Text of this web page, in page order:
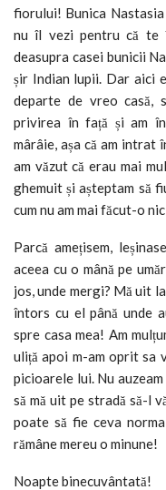
fiorului! Bunica Nastasia
nu îl vezi pentru că te
deasupra casei bunicii
șir Indian lupii. Dar aici
departe de vreo casă,
privirea în față și am
mârâie, așa că am intrat
am văzut că erau mai
ghemuit și așteptam să
cum nu am mai făcut-o
Parcă amețisem,
aceea cu o mână pe
jos, unde mergi? Mă uit
întors cu el până unde
spre casa mea! Am
uliță apoi m-am oprit sa
picioarele lui. Nu
să mă uit pe stradă să-l
poate să fie ceva
rămâne mereu o minune!
Noapte binecuvântată!